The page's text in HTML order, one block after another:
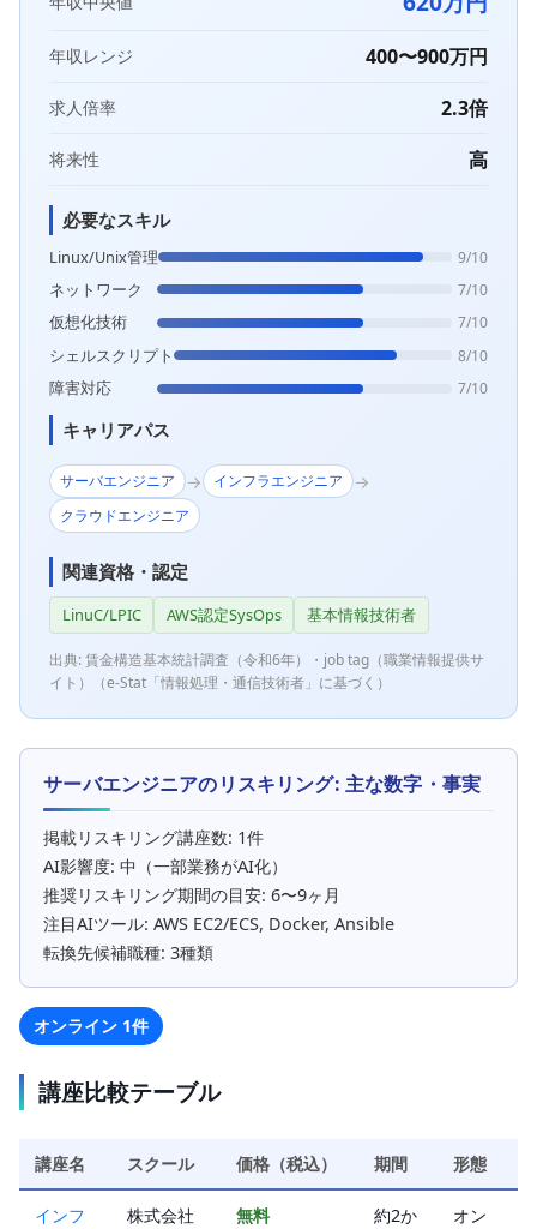
年収レンジ 400〜900万円
求人倍率 2.3倍
将来性 高
必要なスキル
Linux/Unix管理 9/10
ネットワーク 7/10
仮想化技術 7/10
シェルスクリプト 8/10
障害対応 7/10
キャリアパス
サーバエンジニア → インフラエンジニア →
クラウドエンジニア
関連資格・認定
LinuC/LPIC AWS認定SysOps 基本情報技術者
出典: 賃金構造基本統計調査（令和6年）・job tag（職業情報提供サ
イト）（e-Stat「情報処理・通信技術者」に基づく）
サーバエンジニアのリスキリング: 主な数字・事実
掲載リスキリング講座数: 1件
AI影響度: 中（一部業務がAI化）
推奨リスキリング期間の目安: 6〜9ヶ月
注目AIツール: AWS EC2/ECS, Docker, Ansible
転換先候補職種: 3種類
オンライン 1件
講座比較テーブル
講座名 スクール 価格（税込） 期間 形態
インフ
株式会社
無料
約2か
オン